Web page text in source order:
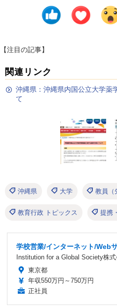
【注目の記事】
関連リンク
沖縄県：沖縄県内国公立大学薬
て
沖縄県 大学 教員（
教育行政 トピックス 提携
学校営業/インターネット/Web
Institution for a Global Society株式
東京都
年収550万円～750万円
正社員